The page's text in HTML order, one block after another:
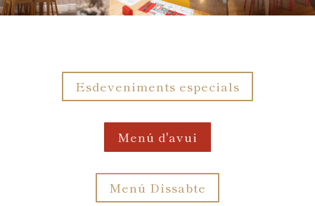
Esdeveniments especials
Menú d'avui
Menú Dissabte